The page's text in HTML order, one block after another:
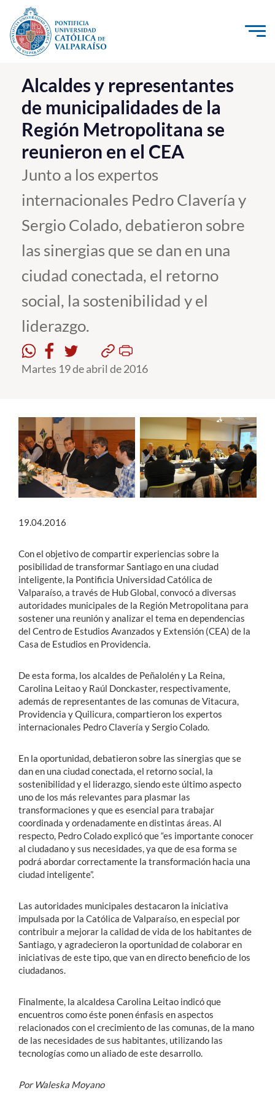
Click acá para ir directamente al contenido
La Universidad
Investigación, Creación e Innovación
PUCV Internacional
Vinculación con el Medio
Admisión
Pregrado
Postgrado
Formación Continua
Estudiantes
Académicos
Funcionarios
English
Alcaldes y representantes
de municipalidades de la
Región Metropolitana se
reunieron en el CEA
Junto a los expertos
internacionales Pedro Clavería y
Sergio Colado, debatieron sobre
las sinergias que se dan en una
ciudad conectada, el retorno
social, la sostenibilidad y el
liderazgo.
Martes 19 de abril de 2016
19.04.2016
Con el objetivo de compartir experiencias sobre la
posibilidad de transformar Santiago en una ciudad
inteligente, la Pontificia Universidad Católica de
Valparaíso, a través de Hub Global, convocó a diversas
autoridades municipales de la Región Metropolitana para
sostener una reunión y analizar el tema en dependencias
del Centro de Estudios Avanzados y Extensión (CEA) de la
Casa de Estudios en Providencia.
De esta forma, los alcaldes de Peñalolén y La Reina,
Carolina Leitao y Raúl Donckaster, respectivamente,
además de representantes de las comunas de Vitacura,
Providencia y Quilicura, compartieron los expertos
internacionales Pedro Clavería y Sergio Colado.
En la oportunidad, debatieron sobre las sinergias que se
dan en una ciudad conectada, el retorno social, la
sostenibilidad y el liderazgo, siendo este último aspecto
uno de los más relevantes para plasmar las
transformaciones y que es esencial para trabajar
coordinada y ordenadamente en distintas áreas. Al
respecto, Pedro Colado explicó que “es importante conocer
al ciudadano y sus necesidades, ya que de esa forma se
podrá abordar correctamente la transformación hacia una
ciudad inteligente”.
Las autoridades municipales destacaron la iniciativa
impulsada por la Católica de Valparaíso, en especial por
contribuir a mejorar la calidad de vida de los habitantes de
Santiago, y agradecieron la oportunidad de colaborar en
iniciativas de este tipo, que van en directo beneficio de los
ciudadanos.
Finalmente, la alcaldesa Carolina Leitao indicó que
encuentros como éste ponen énfasis en aspectos
relacionados con el crecimiento de las comunas, de la mano
de las necesidades de sus habitantes, utilizando las
tecnologías como un aliado de este desarrollo.
Por Waleska Moyano